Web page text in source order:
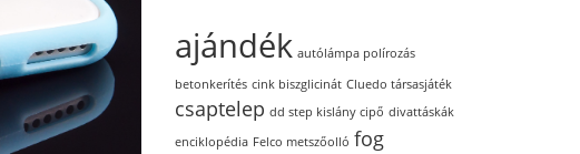
ajándék autólámpa polírozás
betonkerítés cink biszglicinát Cluedo társasjáték
csaptelep dd step kislány cipő divattáskák
enciklopédia Felco metszőolló fog